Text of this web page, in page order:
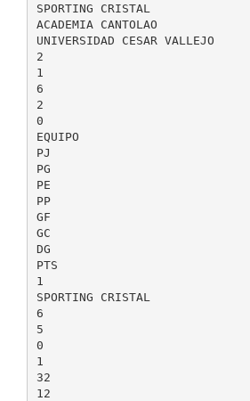
SPORTING CRISTAL
ACADEMIA CANTOLAO
UNIVERSIDAD CESAR VALLEJO
2
1
6
2
0
EQUIPO
PJ
PG
PE
PP
GF
GC
DG
PTS
1
SPORTING CRISTAL
6
5
0
1
32
12